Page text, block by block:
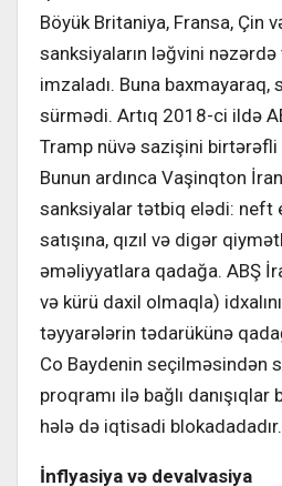
Böyük Britaniya, Fransa, Çin
sanksiyaların ləğvini
imzaladı. Buna baxmayaraq,
sürmədi. Artıq 2018-ci ildə
Tramp nüvə sazişini
Bunun ardınca Vaşinqton
sanksiyalar tətbiq elədi: neft
satışına, qızıl və digər
əməliyyatlara qadağa. ABŞ
və kürü daxil olmaqla)
təyyarələrin tədarükünə
Co Baydenin seçilməsindən
proqramı ilə bağlı
hələ də iqtisadi blokadadadır.
İnflyasiya və devalvasiya